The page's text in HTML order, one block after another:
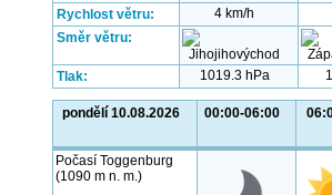
Rychlost větru:
4 km/h
Směr větru:
Tlak: 1019.3 hPa
pondělí 10.08.2026 00:00-06:00
Počasí Toggenburg
(1090 m n. m.)